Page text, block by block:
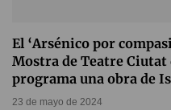
El ‘Arsénico por
Mostra de Teatre
programa una obra de
23 de mayo de 2024